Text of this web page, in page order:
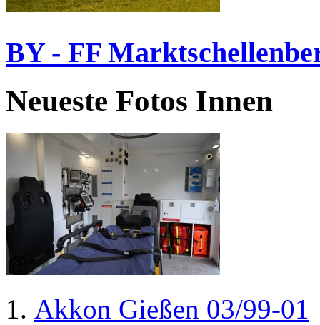
BY - FF
Neueste Fotos Innen
Akkon Gießen 03/99-01